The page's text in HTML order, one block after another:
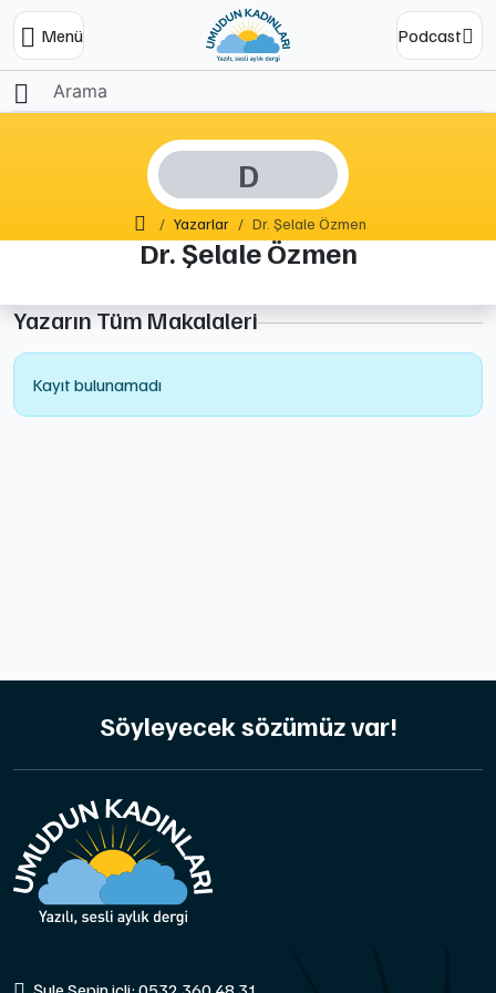
Menü Podcast
D
Ana SayfaYazarlar Dr. Şelale Özmen
Dr. Şelale Özmen
Yazarın Tüm Makalaleri
Kayıt bulunamadı
Söyleyecek sözümüz var!